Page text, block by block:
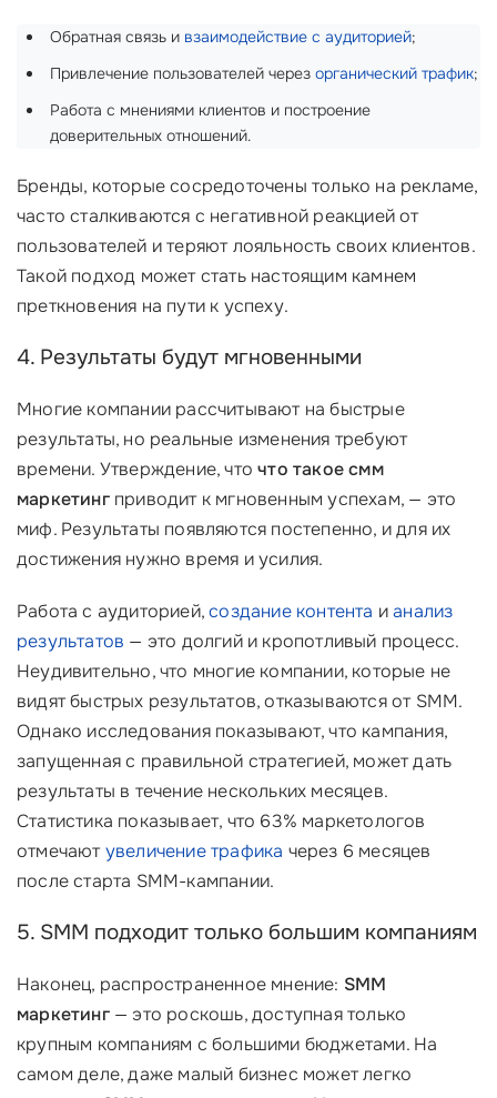
Обратная связь и взаимодействие с аудиторией;
Привлечение пользователей через органический трафик;
Работа с мнениями клиентов и построение
доверительных отношений.
Бренды, которые сосредоточены только на рекламе,
часто сталкиваются с негативной реакцией от
пользователей и теряют лояльность своих клиентов.
Такой подход может стать настоящим камнем
преткновения на пути к успеху.
4. Результаты будут мгновенными
Многие компании рассчитывают на быстрые
результаты, но реальные изменения требуют
времени. Утверждение, чточто такое смм
маркетингприводит к мгновенным успехам, — это
миф. Результаты появляются постепенно, и для их
достижения нужно время и усилия.
Работа с аудиторией,создание контента ианализ
результатов — это долгий и кропотливый процесс.
Неудивительно, что многие компании, которые не
видят быстрых результатов, отказываются от SMM.
Однако исследования показывают, что кампания,
запущенная с правильной стратегией, может дать
результаты в течение нескольких месяцев.
Статистика показывает, что 63% маркетологов
отмечаютувеличение трафика через 6 месяцев
после старта SMM-кампании.
5. SMM подходит только большим компаниям
Наконец, распространенное мнение: SMM
маркетинг— это роскошь, доступная только
крупным компаниям с большими бюджетами. На
самом деле, даже малый бизнес может легко